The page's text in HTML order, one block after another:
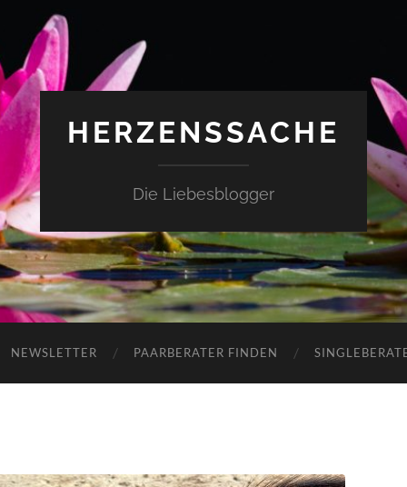
HERZENSSACHE
Die Liebesblogger
NEWSLETTER PAARBERATER FINDEN